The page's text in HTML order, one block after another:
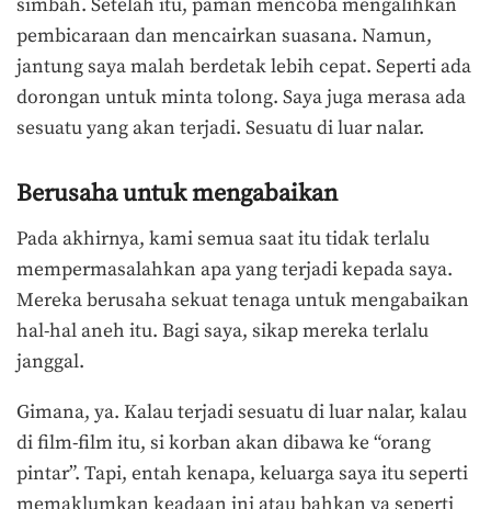
simbah. Setelah itu, paman mencoba mengalihkan
pembicaraan dan mencairkan suasana. Namun,
jantung saya malah berdetak lebih cepat. Seperti ada
dorongan untuk minta tolong. Saya juga merasa ada
sesuatu yang akan terjadi. Sesuatu di luar nalar.
Berusaha untuk mengabaikan
Pada akhirnya, kami semua saat itu tidak terlalu
mempermasalahkan apa yang terjadi kepada saya.
Mereka berusaha sekuat tenaga untuk mengabaikan
hal-hal aneh itu. Bagi saya, sikap mereka terlalu
janggal.
Gimana, ya. Kalau terjadi sesuatu di luar nalar, kalau
di film-film itu, si korban akan dibawa ke “orang
pintar”. Tapi, entah kenapa, keluarga saya itu seperti